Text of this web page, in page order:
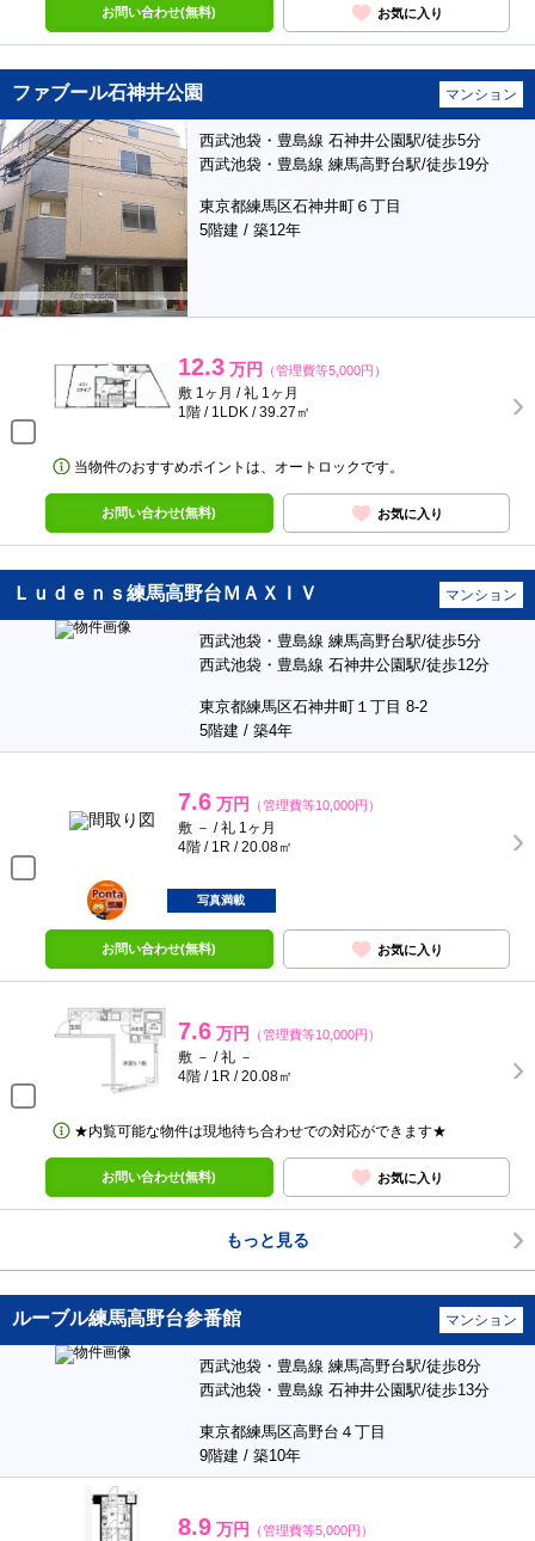
お問い合わせ(無料) お気に入り
ファブール石神井公園 マンション
西武池袋・豊島線 石神井公園駅/徒歩5分
西武池袋・豊島線 練馬高野台駅/徒歩19分
東京都練馬区石神井町６丁目
5階建 / 築12年
12.3 万円 （管理費等5,000円）
敷 1ヶ月 / 礼 1ヶ月
1階 / 1LDK / 39.27㎡
当物件のおすすめポイントは、オートロックです。
お問い合わせ(無料) お気に入り
Ｌｕｄｅｎｓ練馬高野台ＭＡＸＩＶ マンション
西武池袋・豊島線 練馬高野台駅/徒歩5分
西武池袋・豊島線 石神井公園駅/徒歩12分
東京都練馬区石神井町１丁目 8-2
5階建 / 築4年
7.6 万円 （管理費等10,000円）
敷 － / 礼 1ヶ月
4階 / 1R / 20.08㎡
ポンタ
部屋
写真満載
お問い合わせ(無料) お気に入り
7.6 万円 （管理費等10,000円）
敷 － / 礼 －
4階 / 1R / 20.08㎡
★内覧可能な物件は現地待ち合わせでの対応ができます★
お問い合わせ(無料) お気に入り
もっと見る
ルーブル練馬高野台参番館 マンション
西武池袋・豊島線 練馬高野台駅/徒歩8分
西武池袋・豊島線 石神井公園駅/徒歩13分
東京都練馬区高野台４丁目
9階建 / 築10年
8.9 万円 （管理費等5,000円）